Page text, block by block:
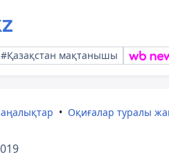
#Қазақстан мақтанышы
Оқиғалар туралы